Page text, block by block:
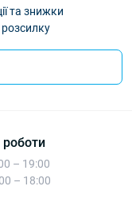
та знижки
роботи
– 19:00
– 18:00